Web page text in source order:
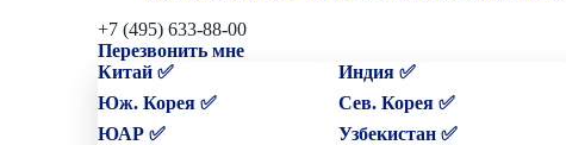
+7 (495) 633-88-00
Перезвонить мне
Китай ✅
Индия ✅
Юж. Корея ✅
Сев. Корея ✅
ЮАР ✅
Узбекистан ✅